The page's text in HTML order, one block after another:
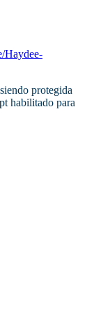
Haydee-
protegida
habilitado para